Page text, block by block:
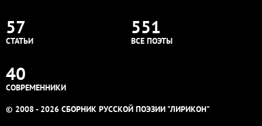
57
СТАТЬИ
551
ВСЕ ПОЭТЫ
40
СОВРЕМЕННИКИ
© 2008 - 2026 СБОРНИК РУССКОЙ ПОЭЗИИ "ЛИРИКОН"